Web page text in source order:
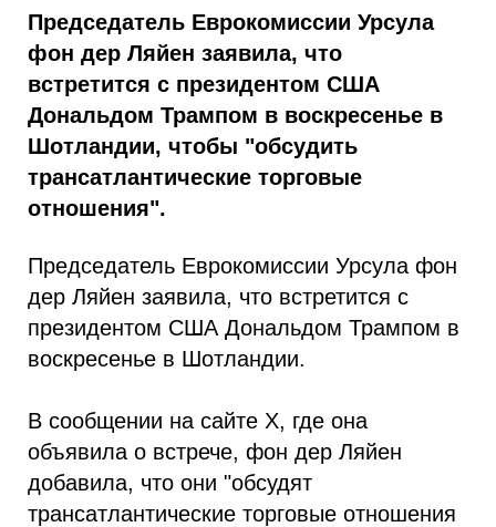
Председатель Еврокомиссии Урсула
фон дер Ляйен заявила, что
встретится с президентом США
Дональдом Трампом в воскресенье в
Шотландии, чтобы "обсудить
трансатлантические торговые
отношения".
Председатель Еврокомиссии Урсула фон
дер Ляйен заявила, что встретится с
президентом США Дональдом Трампом в
воскресенье в Шотландии.
В сообщении на сайте X, где она
объявила о встрече, фон дер Ляйен
добавила, что они "обсудят
трансатлантические торговые отношения